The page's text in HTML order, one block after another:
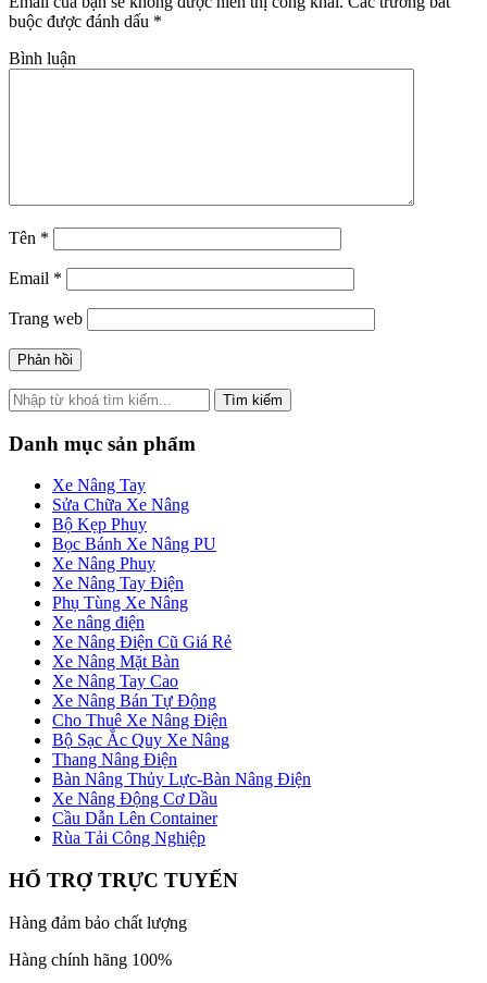
buộc được đánh dấu *
Bình luận
Tên *
Email *
Trang web
Tìm kiếm
Danh mục sản phẩm
Xe Nâng Tay
Sửa Chữa Xe Nâng
Bộ Kẹp Phuy
Bọc Bánh Xe Nâng PU
Xe Nâng Phuy
Xe Nâng Tay Điện
Phụ Tùng Xe Nâng
Xe nâng điện
Xe Nâng Điện Cũ Giá Rẻ
Xe Nâng Mặt Bàn
Xe Nâng Tay Cao
Xe Nâng Bán Tự Động
Cho Thuê Xe Nâng Điện
Bộ Sạc Ắc Quy Xe Nâng
Thang Nâng Điện
Bàn Nâng Thủy Lực-Bàn Nâng Điện
Xe Nâng Động Cơ Dầu
Cầu Dẫn Lên Container
Rùa Tải Công Nghiệp
HỔ TRỢ TRỰC TUYẾN
Hàng đảm bảo chất lượng
Hàng chính hãng 100%